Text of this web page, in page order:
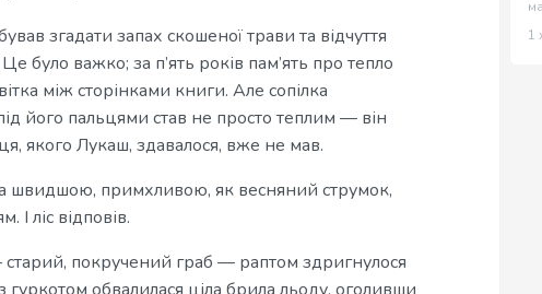
згадати запах скошеної трави та відчуття
було важко; за п’ять років пам’ять про тепло
між сторінками книги. Але сопілка
його пальцями став не просто теплим — він
якого Лукаш, здавалося, вже не мав.
швидшою, примхливою, як весняний струмок,
ліс відповів.
покручений граб — раптом здригнулося
1